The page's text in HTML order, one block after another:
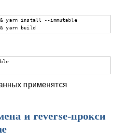
&& yarn install --immutable
yarn build
применятся
и reverse-прокси